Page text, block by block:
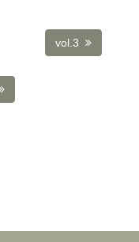
vol.3